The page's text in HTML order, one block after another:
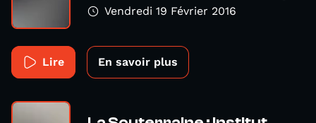
Vendredi 19 Février 2016
Lire En savoir plus